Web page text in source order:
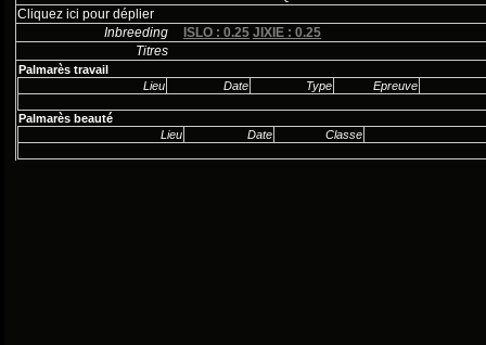
Cliquez ici pour déplier
Inbreeding
ISLO : 0.25 JIXIE : 0.25
Titres
Palmarès travail
Lieu
Date Type Epreuve
Palmarès beauté
Lieu
Date Classe